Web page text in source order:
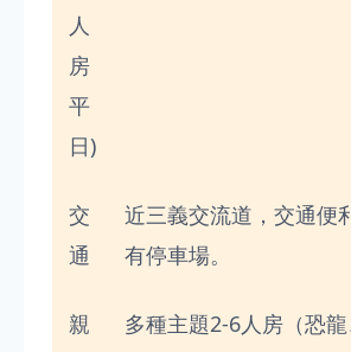
人
房
平
日)
交
通
近三義交流道，交通便
有停車場。
親
多種主題2-6人房（恐